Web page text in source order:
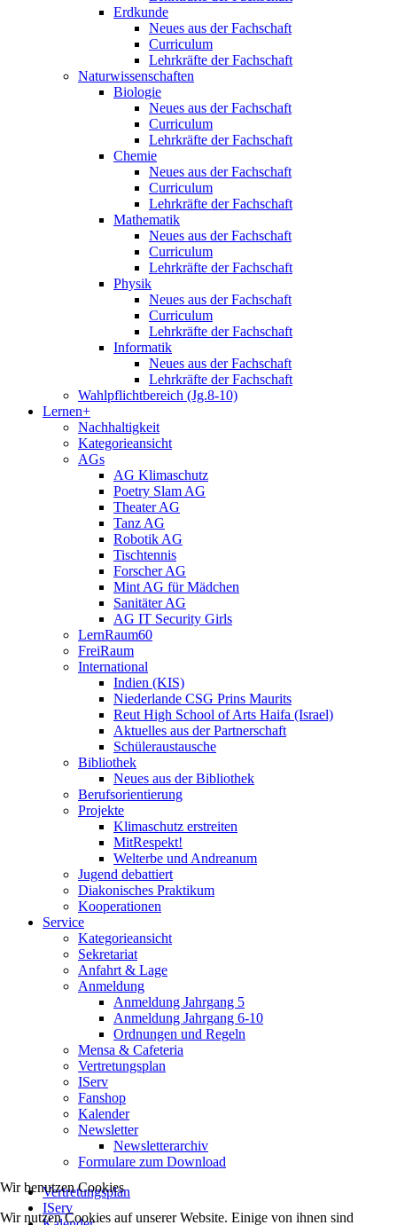
Erdkunde
Neues aus der Fachschaft
Curriculum
Lehrkräfte der Fachschaft
Naturwissenschaften
Biologie
Neues aus der Fachschaft
Curriculum
Lehrkräfte der Fachschaft
Chemie
Neues aus der Fachschaft
Curriculum
Lehrkräfte der Fachschaft
Mathematik
Neues aus der Fachschaft
Curriculum
Lehrkräfte der Fachschaft
Physik
Neues aus der Fachschaft
Curriculum
Lehrkräfte der Fachschaft
Informatik
Neues aus der Fachschaft
Lehrkräfte der Fachschaft
Wahlpflichtbereich (Jg.8-10)
Lernen+
Nachhaltigkeit
Kategorieansicht
AGs
AG Klimaschutz
Poetry Slam AG
Theater AG
Tanz AG
Robotik AG
Tischtennis
Forscher AG
Mint AG für Mädchen
Sanitäter AG
AG IT Security Girls
LernRaum60
FreiRaum
International
Indien (KIS)
Niederlande CSG Prins Maurits
Reut High School of Arts Haifa (Israel)
Aktuelles aus der Partnerschaft
Schüleraustausche
Bibliothek
Neues aus der Bibliothek
Berufsorientierung
Projekte
Klimaschutz erstreiten
MitRespekt!
Welterbe und Andreanum
Jugend debattiert
Diakonisches Praktikum
Kooperationen
Service
Kategorieansicht
Sekretariat
Anfahrt & Lage
Anmeldung
Anmeldung Jahrgang 5
Anmeldung Jahrgang 6-10
Ordnungen und Regeln
Mensa & Cafeteria
Vertretungsplan
IServ
Fanshop
Kalender
Newsletter
Newsletterarchiv
Formulare zum Download
Vertretungsplan
IServ
Wir benutzen Cookies
Wir nutzen Cookies auf unserer Website. Einige von ihnen sind